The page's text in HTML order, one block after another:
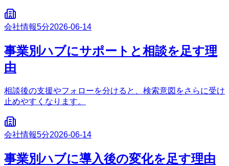
会社情報5分2026-06-14
事業別ハブにサポートと相談を足す理
由
相談後の支援やフォローを分けると、検索意図をさらに受け
止めやすくなります。
会社情報5分2026-06-14
事業別ハブに導入後の変化を足す理由